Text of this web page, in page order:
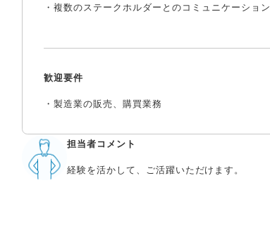
・複数のステークホルダーとのコミュニケーション
歓迎要件
・製造業の販売、購買業務
担当者コメント
経験を活かして、ご活躍いただけます。